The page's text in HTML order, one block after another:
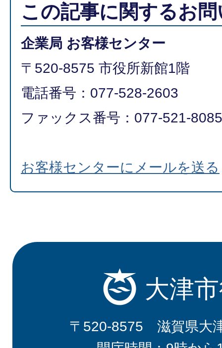
この記事に関するお
企業局 お客様センター
〒520-8575 市役所新館1階
電話番号：077-528-2603
​​​​​​​ファックス番号：077-521-8085
お客様センターにメールを送る
大津
〒520-8575 滋賀県大